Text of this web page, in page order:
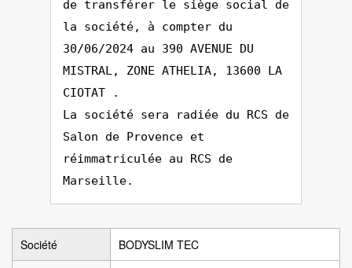
de transférer le siège social de
la société, à compter du
30/06/2024 au 390 AVENUE DU
MISTRAL, ZONE ATHELIA, 13600 LA
CIOTAT .
La société sera radiée du RCS de
Salon de Provence et
réimmatriculée au RCS de
Marseille.
Société BODYSLIM TEC